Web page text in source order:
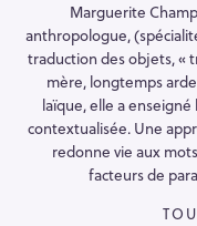
Marguerite
anthropologue,
traduction des objets, «
mère, longtemps
laïque, elle a
contextualisée. Une
redonne vie aux
facteurs de